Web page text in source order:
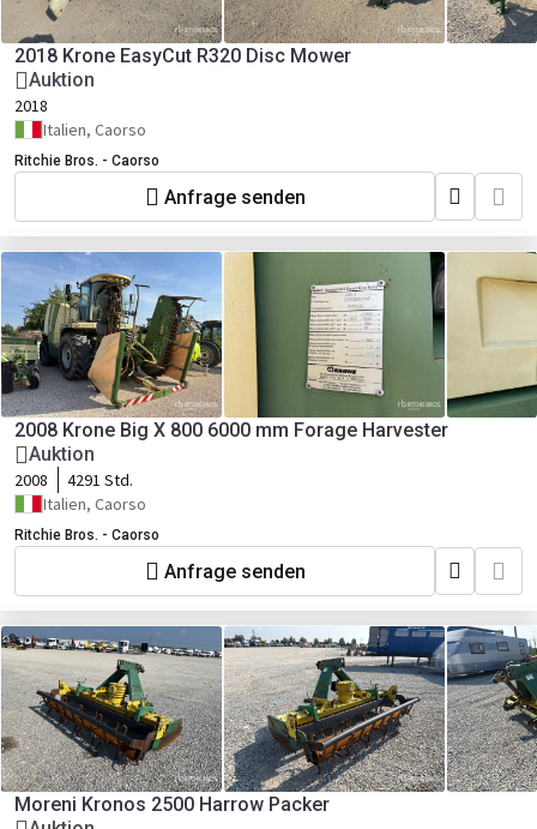
2018 Krone EasyCut R320 Disc Mower
Auktion
2018
Italien, Caorso
Ritchie Bros. - Caorso
Anfrage senden
2008 Krone Big X 800 6000 mm Forage Harvester
Auktion
2008
4291 Std.
Italien, Caorso
Ritchie Bros. - Caorso
Anfrage senden
Moreni Kronos 2500 Harrow Packer